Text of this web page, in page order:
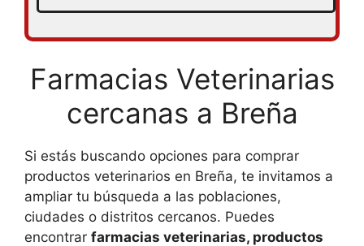
Farmacias Veterinarias
cercanas a Breña
Si estás buscando opciones para comprar
productos veterinarios en Breña, te invitamos a
ampliar tu búsqueda a las poblaciones,
ciudades o distritos cercanos. Puedes
encontrar farmacias veterinarias, productos